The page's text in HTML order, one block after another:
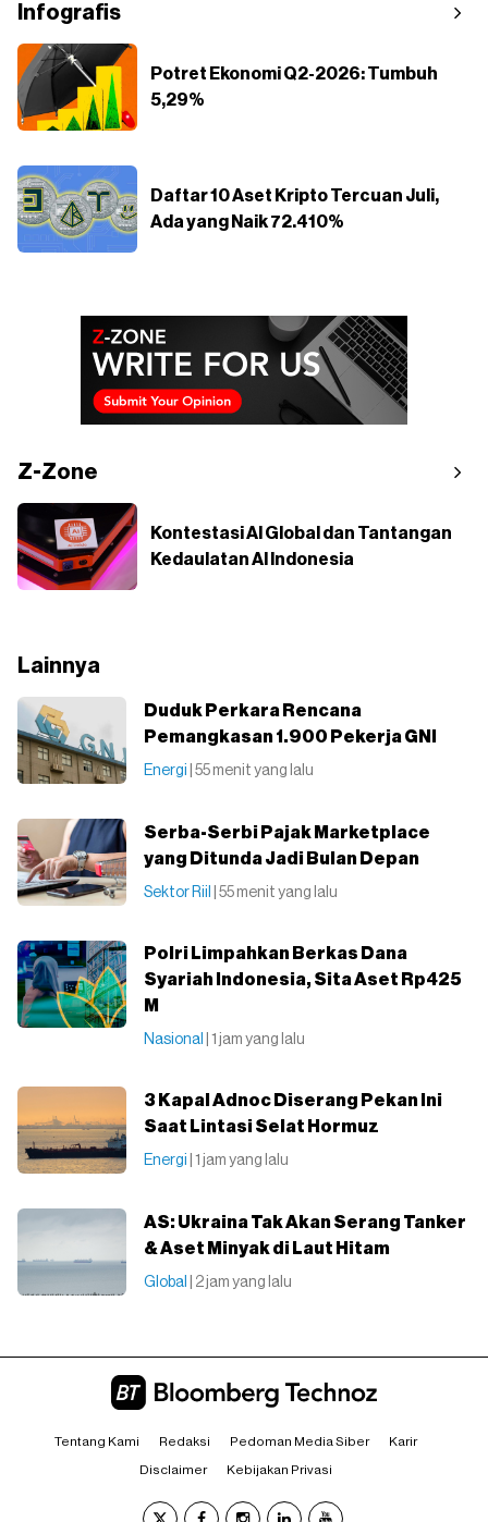
Infografis
Potret Ekonomi Q2-2026: Tumbuh
5,29%
Daftar 10 Aset Kripto Tercuan Juli,
Ada yang Naik 72.410%
Z-Zone
Kontestasi AI Global dan Tantangan
Kedaulatan AI Indonesia
Lainnya
Duduk Perkara Rencana
Pemangkasan 1.900 Pekerja GNI
Energi | 55 menit yang lalu
Serba-Serbi Pajak Marketplace
yang Ditunda Jadi Bulan Depan
Sektor Riil | 55 menit yang lalu
Polri Limpahkan Berkas Dana
Syariah Indonesia, Sita Aset Rp425
M
Nasional | 1 jam yang lalu
3 Kapal Adnoc Diserang Pekan Ini
Saat Lintasi Selat Hormuz
Energi | 1 jam yang lalu
AS: Ukraina Tak Akan Serang Tanker
& Aset Minyak di Laut Hitam
Global | 2 jam yang lalu
Tentang Kami Redaksi Pedoman Media Siber Karir
Disclaimer Kebijakan Privasi